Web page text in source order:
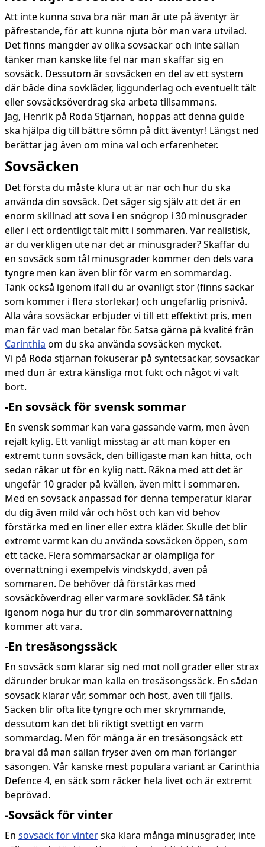
Att inte kunna sova bra när man är ute på äventyr är
påfrestande, för att kunna njuta bör man vara utvilad.
Det finns mängder av olika sovsäckar och inte sällan
tänker man kanske lite fel när man skaffar sig en
sovsäck. Dessutom är sovsäcken en del av ett system
där både dina sovkläder, liggunderlag och eventuellt tält
eller sovsäcksöverdrag ska arbeta tillsammans.
Jag, Henrik på Röda Stjärnan, hoppas att denna guide
ska hjälpa dig till bättre sömn på ditt äventyr! Längst ned
berättar jag även om mina val och erfarenheter.
Sovsäcken
Det första du måste klura ut är när och hur du ska
använda din sovsäck. Det säger sig själv att det är en
enorm skillnad att sova i en snögrop i 30 minusgrader
eller i ett ordentligt tält mitt i sommaren. Var realistisk,
är du verkligen ute när det är minusgrader? Skaffar du
en sovsäck som tål minusgrader kommer den dels vara
tyngre men kan även blir för varm en sommardag.
Tänk också igenom ifall du är ovanligt stor (finns säckar
som kommer i flera storlekar) och ungefärlig prisnivå.
Alla våra sovsäckar erbjuder vi till ett effektivt pris, men
man får vad man betalar för. Satsa gärna på kvalité från
Carinthia om du ska använda sovsäcken mycket.
Vi på Röda stjärnan fokuserar på syntetsäckar, sovsäckar
med dun är extra känsliga mot fukt och något vi valt
bort.
-En sovsäck för svensk sommar
En svensk sommar kan vara gassande varm, men även
rejält kylig. Ett vanligt misstag är att man köper en
extremt tunn sovsäck, den billigaste man kan hitta, och
sedan råkar ut för en kylig natt. Räkna med att det är
ungefär 10 grader på kvällen, även mitt i sommaren.
Med en sovsäck anpassad för denna temperatur klarar
du dig även mild vår och höst och kan vid behov
förstärka med en liner eller extra kläder. Skulle det blir
extremt varmt kan du använda sovsäcken öppen, som
ett täcke. Flera sommarsäckar är olämpliga för
övernattning i exempelvis vindskydd, även på
sommaren. De behöver då förstärkas med
sovsäcköverdrag eller varmare sovkläder. Så tänk
igenom noga hur du tror din sommarövernattning
kommer att vara.
-En tresäsongssäck
En sovsäck som klarar sig ned mot noll grader eller strax
därunder brukar man kalla en tresäsongssäck. En sådan
sovsäck klarar vår, sommar och höst, även till fjälls.
Säcken blir ofta lite tyngre och mer skrymmande,
dessutom kan det bli riktigt svettigt en varm
sommardag. Men för många är en tresäsongsäck ett
bra val då man sällan fryser även om man förlänger
säsongen. Vår kanske mest populära variant är Carinthia
Defence 4, en säck som räcker hela livet och är extremt
beprövad.
-Sovsäck för vinter
En sovsäck för vinterska klara många minusgrader, inte